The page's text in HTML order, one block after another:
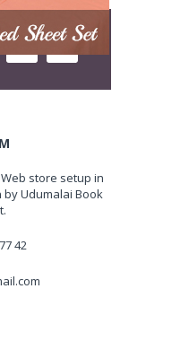
store setup in
by Udumalai Book
42